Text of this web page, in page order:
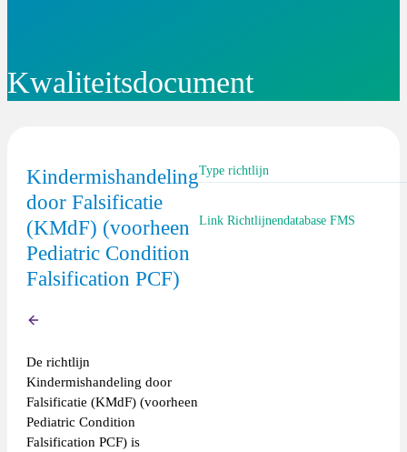
Kwaliteitsdocument
Kindermishandeling
door Falsificatie
(KMdF) (voorheen
Pediatric Condition
Falsification PCF)
De richtlijn
Kindermishandeling door
Falsificatie (KMdF) (voorheen
Pediatric Condition
Falsification PCF)is
Type richtlijn
NVK-richtlijn
Link Richtlijnendatabase FMS